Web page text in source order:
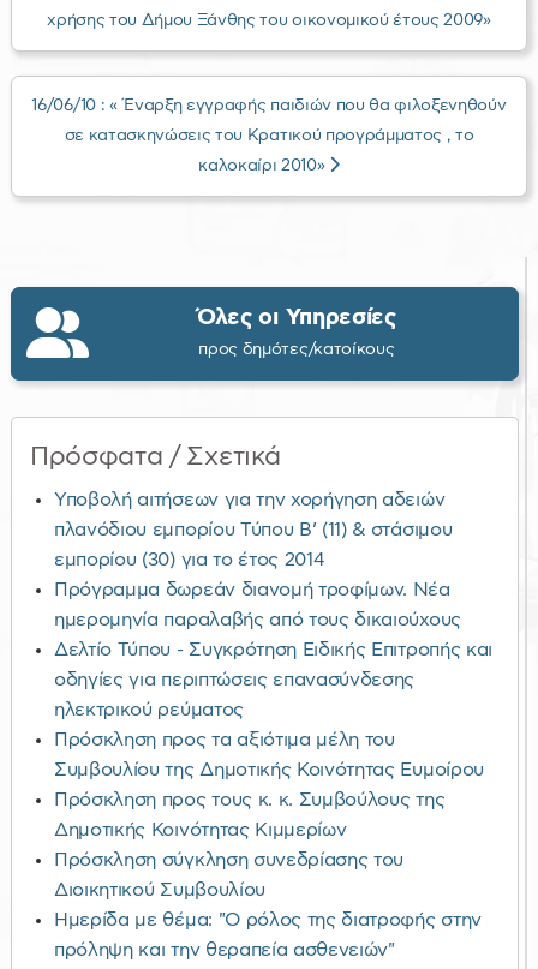
χρήσης του Δήμου Ξάνθης του οικονομικού έτους 2009»
16/06/10 : « Έναρξη εγγραφής παιδιών που θα φιλοξενηθούν
σε κατασκηνώσεις του Κρατικού προγράμματος , το
καλοκαίρι 2010»
Όλες οι Υπηρεσίες
προς δημότες/κατοίκους
Πρόσφατα / Σχετικά
Υποβολή αιτήσεων για την χορήγηση αδειών
πλανόδιου εμπορίου Τύπου Β’ (11) & στάσιμου
εμπορίου (30) για το έτος 2014
Πρόγραμμα δωρεάν διανομή τροφίμων. Νέα
ημερομηνία παραλαβής από τους δικαιούχους
Δελτίο Τύπου - Συγκρότηση Ειδικής Επιτροπής και
οδηγίες για περιπτώσεις επανασύνδεσης
ηλεκτρικού ρεύματος
Πρόσκληση προς τα αξιότιμα μέλη του
Συμβουλίου της Δημοτικής Κοινότητας Ευμοίρου
Πρόσκληση προς τους κ. κ. Συμβούλους της
Δημοτικής Κοινότητας Κιμμερίων
Πρόσκληση σύγκληση συνεδρίασης του
Διοικητικού Συμβουλίου
Ημερίδα με θέμα: "Ο ρόλος της διατροφής στην
πρόληψη και την θεραπεία ασθενειών"